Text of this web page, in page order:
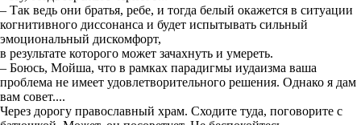
– Так ведь они братья, ребе, и тогда белый окажется в ситуации
когнитивного диссонанса и будет испытывать сильный
эмоциональный дискомфорт,
в результате которого может зачахнуть и умереть.
– Боюсь, Мойша, что в рамках парадигмы иудаизма ваша
проблема не имеет удовлетворительного решения. Однако я дам
вам совет....
Через дорогу православный храм. Сходите туда, поговорите с